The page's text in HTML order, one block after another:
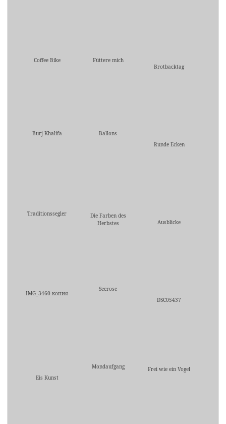
Coffee Bike
Füttere mich
Brotbacktag
Burj Khalifa
Ballons
Runde Ecken
Traditionssegler
Die Farben des
Herbstes
Ausblicke
IMG_3460 копия
Seerose
DSC05437
Eis Kunst
Mondaufgang Frei wie ein Vogel